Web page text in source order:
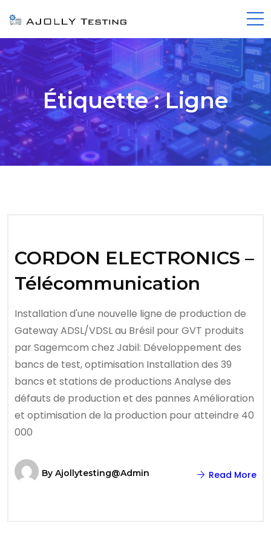
Étiquette :Ligne
CORDON ELECTRONICS –
Télécommunication
Installation d'une nouvelle ligne de production de
Gateway ADSL/VDSL au Brésil pour GVT produits
par Sagemcom chez Jabil: Développement des
bancs de test, optimisation Installation des 39
bancs et stations de productions Analyse des
défauts de production et des pannes Amélioration
et optimisation de la production pour atteindre 40
000
By Ajollytesting@admin Read More